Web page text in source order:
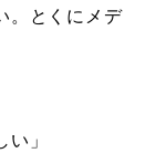
。とくにメデ
」